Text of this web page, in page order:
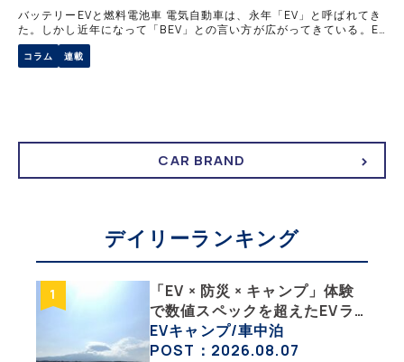
バッテリーEVと燃料電池車 電気自動車は、永年「EV」と呼ばれてき
た。しかし近年になって「BEV」との言い方が広がってきている。EV
はエレクトリック・ヴィークルのアルファベット表記で、意味はまさ
しく電気自動車だ。 BEV
コラム 連載
CAR BRAND
デイリーランキング
「EV × 防災 × キャンプ」体験
で数値スペックを超えたEVラ
イフの豊かさを実感【 EV
SUMMER CAMP 2026 】
EVキャンプ/車中泊
POST：2026.08.07